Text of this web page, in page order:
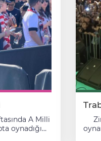
A Milli